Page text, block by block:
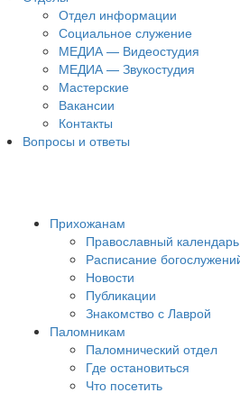
Отдел информации
Социальное служение
МЕДИА — Видеостудия
МЕДИА — Звукостудия
Мастерские
Вакансии
Контакты
Вопросы и ответы
Прихожанам
Православный календарь
Расписание
Новости
Публикации
Знакомство с Лаврой
Паломникам
Паломнический отдел
Где остановиться
Что посетить